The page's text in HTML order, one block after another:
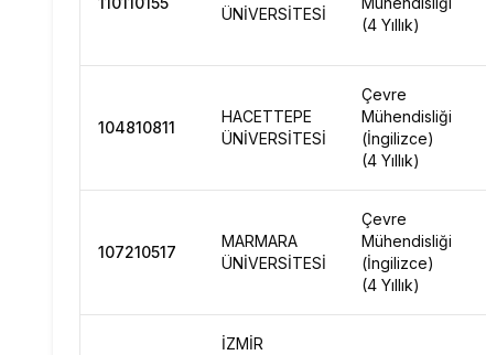
ÜNİVERSİTESİ
(4 Yıllık)
104810811
HACETTEPE
ÜNİVERSİTESİ
Çevre
Mühendisliği
(İngilizce)
(4 Yıllık)
107210517
MARMARA
ÜNİVERSİTESİ
Çevre
Mühendisliği
(İngilizce)
(4 Yıllık)
İZMİR